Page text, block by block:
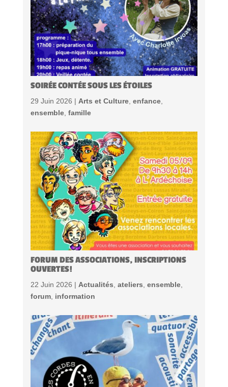
SOIRÉE CONTÉE SOUS LES ÉTOILES
29 Juin 2026 | Arts et Culture, enfance,
ensemble, famille
FORUM DES ASSOCIATIONS, INSCRIPTIONS
OUVERTES!
22 Juin 2026 | Actualités, ateliers, ensemble,
forum, information